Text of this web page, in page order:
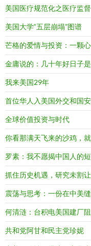
美国医疗规范化之医疗监督
美国大学“五层崩塌”图谱
芒格的爱情与投资：一颗
金庸说的：几十年好日子
我来美国29年
首位华人入美国外交和国
全球价值投资与时代
你看那满天飞来的沙鸡，
罗素：我不愿揭中国人的
抓住历史机遇，研究未割
震荡与思考：一份在中美
何清涟：台积电美国建厂
共和党阿甘和民主党珍妮